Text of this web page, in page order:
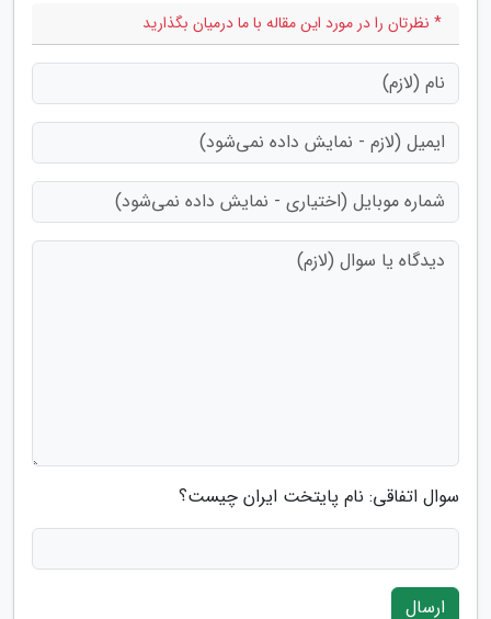
* نظرتان را در مورد این مقاله با ما درمیان بگذارید
سوال اتفاقی: نام پایتخت ایران چیست؟
ارسال